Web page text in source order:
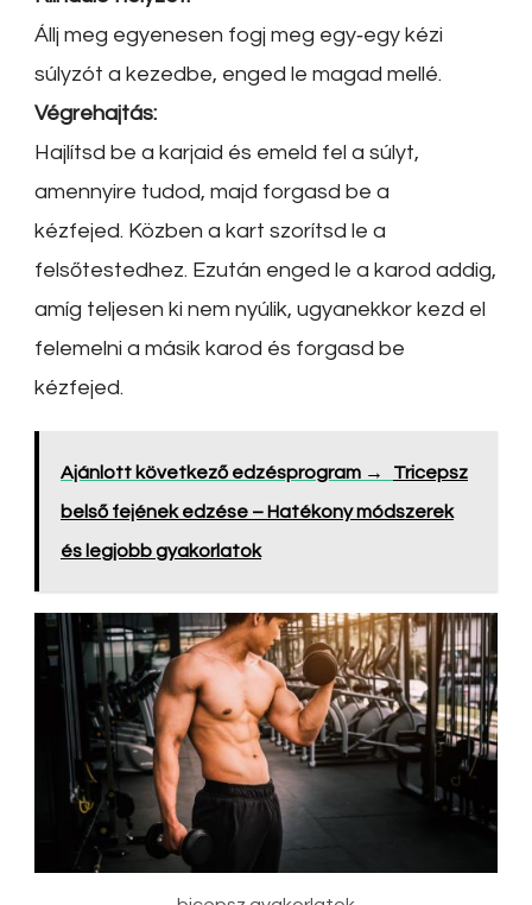
Állj meg egyenesen fogj meg egy‐egy kézi
súlyzót a kezedbe, enged le magad mellé.
Végrehajtás:
Hajlítsd be a karjaid és emeld fel a súlyt,
amennyire tudod, majd forgasd be a
kézfejed. Közben a kart szorítsd le a
felsőtestedhez. Ezután enged le a karod addig,
amíg teljesen ki nem nyúlik, ugyanekkor kezd el
felemelni a másik karod és forgasd be
kézfejed.
Ajánlott következő edzésprogram → Tricepsz
belső fejének edzése – Hatékony módszerek
és legjobb gyakorlatok